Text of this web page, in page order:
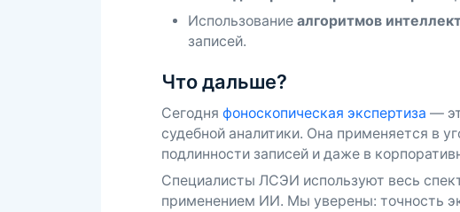
Использование алгоритмов
записей.
Что дальше?
Сегодня фоноскопическая экспертиза —
судебной аналитики. Она применяется в
подлинности записей и даже в
Специалисты ЛСЭИ используют весь
применением ИИ. Мы уверены: точность